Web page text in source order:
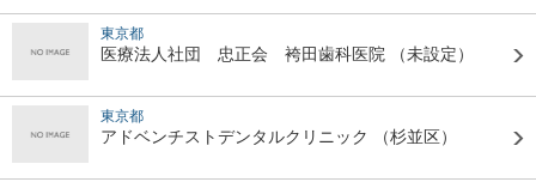
東京都
医療法人社団 忠正会 袴田歯科医院 （未設定）
東京都
アドベンチストデンタルクリニック （杉並区）